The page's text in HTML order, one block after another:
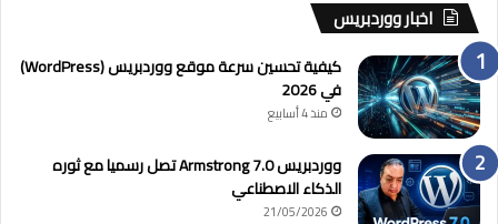
اخبار ووردبريس
كيفية تحسين سرعة موقع ووردبريس (WordPress)
في 2026
منذ 4 أسابيع
ووردبريس 7.0 Armstrong تصل رسميا مع ثوره
الذكاء الاصطناعي
21/05/2026